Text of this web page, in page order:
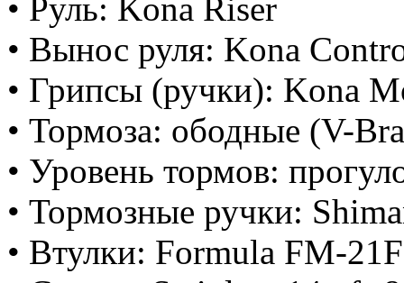
• Руль: Kona Riser
• Вынос руля: Kona
• Грипсы (ручки): Kona
• Тормоза: ободные (V-
• Уровень тормов:
• Тормозные ручки:
• Втулки: Formula FM-